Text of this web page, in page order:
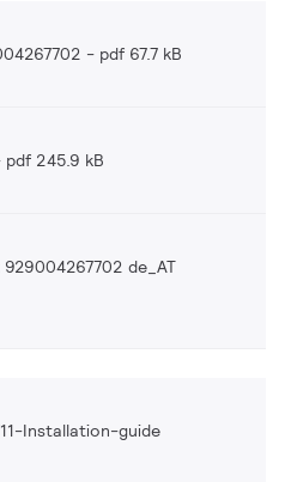
pdf 67.7 kB
pdf 245.9 kB
de_AT
Installation-guide